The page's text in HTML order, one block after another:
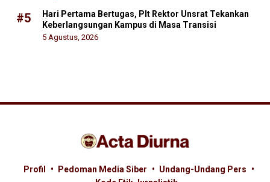
#5
Hari Pertama Bertugas, Plt Rektor Unsrat Tekankan
Keberlangsungan Kampus di Masa Transisi
5 Agustus, 2026
Profil Pedoman Media Siber
Undang-Undang Pers